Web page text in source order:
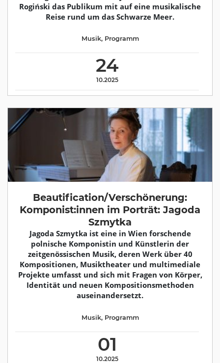
Rogiński das Publikum mit auf eine musikalische
Reise rund um das Schwarze Meer.
24
10.2025
Musik, Programm
Beautification/Verschönerung:
Komponist:innen im Porträt: Jagoda
Szmytka
Jagoda Szmytka ist eine in Wien forschende
polnische Komponistin und Künstlerin der
zeitgenössischen Musik, deren Werk über 40
Kompositionen, Musiktheater und multimediale
Projekte umfasst und sich mit Fragen von Körper,
Identität und neuen Kompositionsmethoden
auseinandersetzt.
01
10.2025
Musik, Programm